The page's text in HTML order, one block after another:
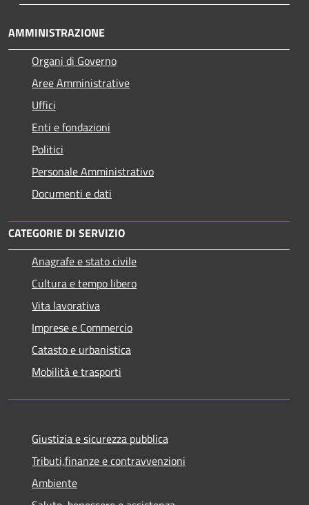
AMMINISTRAZIONE
Organi di Governo
Aree Amministrative
Uffici
Enti e fondazioni
Politici
Personale Amministrativo
Documenti e dati
CATEGORIE DI SERVIZIO
Anagrafe e stato civile
Cultura e tempo libero
Vita lavorativa
Imprese e Commercio
Catasto e urbanistica
Mobilità e trasporti
Giustizia e sicurezza pubblica
Tributi,finanze e contravvenzioni
Ambiente